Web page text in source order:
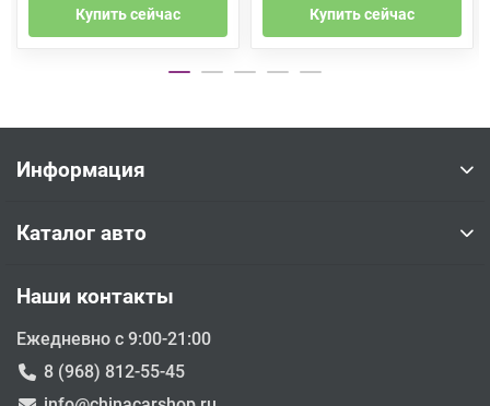
Купить сейчас Купить сейчас
Информация
Каталог авто
Наши контакты
Ежедневно с 9:00-21:00
8 (968) 812-55-45